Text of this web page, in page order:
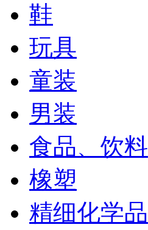
鞋
玩具
童装
男装
食品、饮料
橡塑
精细化学品